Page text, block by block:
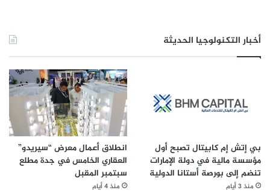
أخبار التكنولوجيا الحديثة
بي إتش إم كابيتال تصبح أول
مؤسسة مالية في دولة الإمارات
تنضم إلى بورصة أستانا الدولية
منذ 3 أيام
انطلاق أعمال معرض “سيريدو”
العقاري الخامس في جدة مطلع
سبتمبر المقبل
منذ 4 أيام